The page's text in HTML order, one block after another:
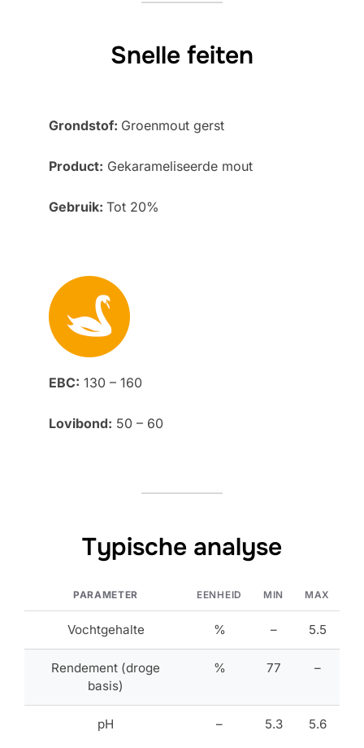
Snelle feiten
Grondstof: Groenmout gerst
Product: Gekarameliseerde mout
Gebruik: Tot 20%
EBC: 130 – 160
Lovibond: 50 – 60
Typische analyse
PARAMETER EENHEID MIN MAX
Vochtgehalte % – 5.5
Rendement (droge
basis)
% 77 –
pH – 5.3 5.6